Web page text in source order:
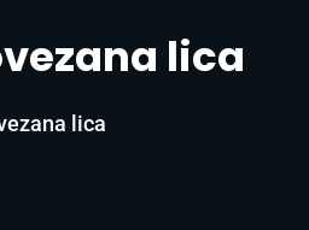
lica
lica